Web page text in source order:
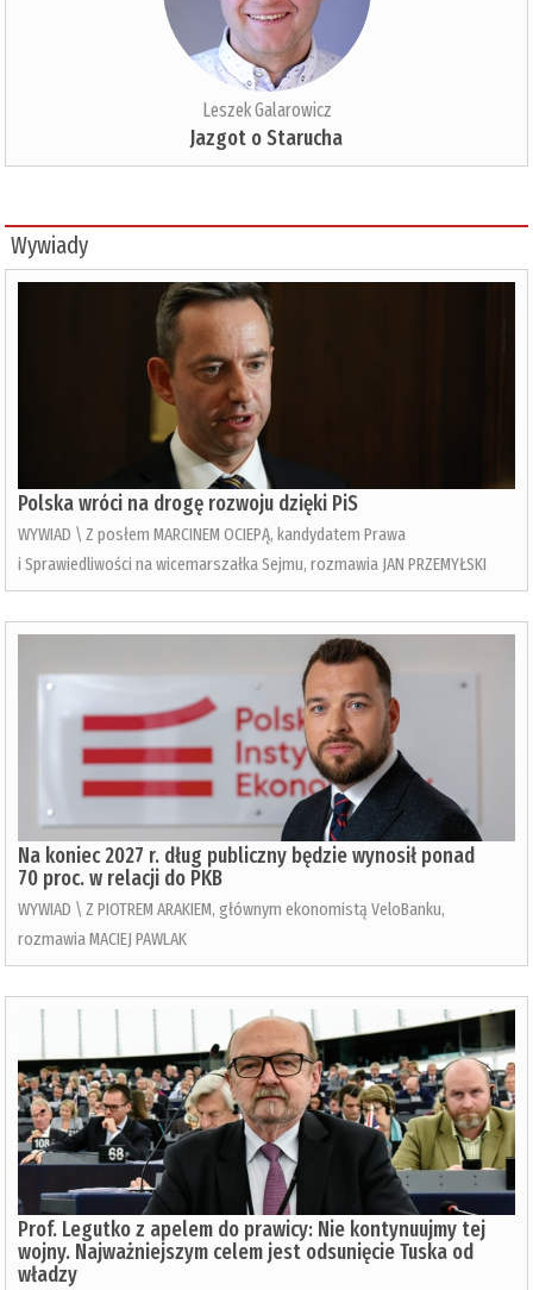
Leszek Galarowicz
Jazgot o Starucha
Wywiady
Polska wróci na drogę rozwoju dzięki PiS
WYWIAD \ Z posłem MARCINEM OCIEPĄ, kandydatem Prawa
i Sprawiedliwości na wicemarszałka Sejmu, rozmawia JAN PRZEMYŁSKI
Na koniec 2027 r. dług publiczny będzie wynosił ponad
70 proc. w relacji do PKB
WYWIAD \ Z PIOTREM ARAKIEM, głównym ekonomistą VeloBanku,
rozmawia MACIEJ PAWLAK
Prof. Legutko z apelem do prawicy: Nie kontynuujmy tej
wojny. Najważniejszym celem jest odsunięcie Tuska od
władzy